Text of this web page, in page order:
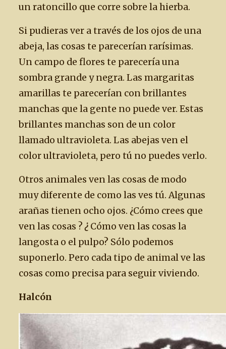
un ratoncillo que corre sobre la hierba.
Si pudieras ver a través de los ojos de una
abeja, las cosas te parecerían rarísimas.
Un campo de flores te parecería una
sombra grande y negra. Las margaritas
amarillas te parecerían con brillantes
manchas que la gente no puede ver. Estas
brillantes manchas son de un color
llamado ultravioleta. Las abejas ven el
color ultravioleta, pero tú no puedes verlo.
Otros animales ven las cosas de modo
muy diferente de como las ves tú. Algunas
arañas tienen ocho ojos. ¿Cómo crees que
ven las cosas ?¿ Cómo ven las cosas la
langosta o el pulpo? Sólo podemos
suponerlo. Pero cada tipo de animal ve las
cosas como precisa para seguir viviendo.
Halcón